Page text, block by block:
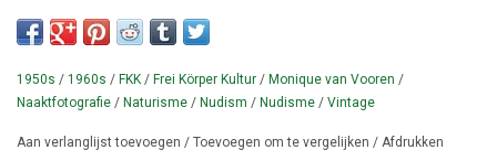
Conditie: Goed.
Kultur. Geïllustreerd met zwart-wit en sepia foto's van gelukkige
blote mensen. Gebonden editie in skai boekbandje. NCC dateert dit
boek rond 1965.
1950s / 1960s / FKK / Frei Körper Kultur / Monique van Vooren /
Naaktfotografie / Naturisme / Nudism / Nudisme / Vintage
Aan verlanglijst toevoegen / Toevoegen om te vergelijken / Afdrukken